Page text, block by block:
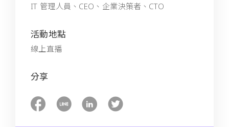
IT 管理人員、CEO、企業決策者、CTO
活動地點
線上直播
分享